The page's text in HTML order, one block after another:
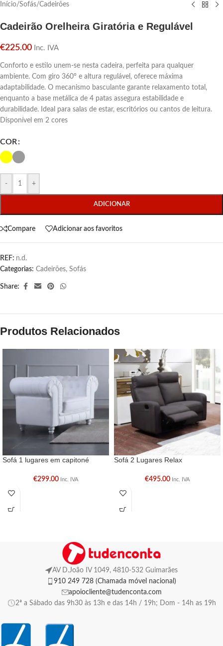
Início/Sofás/Cadeirões
Cadeirão Orelheira Giratória e Regulável
€225.00 Inc. IVA
Conforto e estilo unem-se nesta cadeira, perfeita para qualquer
ambiente. Com giro 360° e altura regulável, oferece máxima
adaptabilidade. O mecanismo basculante garante relaxamento total,
enquanto a base metálica de 4 patas assegura estabilidade e
durabilidade. Ideal para salas de estar, escritórios ou cantos de leitura.
Disponível em 2 cores
COR
- +
ADICIONAR
Compare Adicionar aos favoritos
REF: n.d.
Categorias: Cadeirões, Sofás
Share:
Produtos Relacionados
Sofá 1 lugares em capitoné
€299.00 Inc. IVA
Sofá 2 Lugares Relax
€495.00 Inc. IVA
AV D.João IV 1049, 4810-532 Guimarães
910 249 728 (Chamada móvel nacional)
apoiocliente@tudenconta.com
2ª a Sábado das 9h30 às 13h e das 14h / 19h; Dom - 14h as 19h